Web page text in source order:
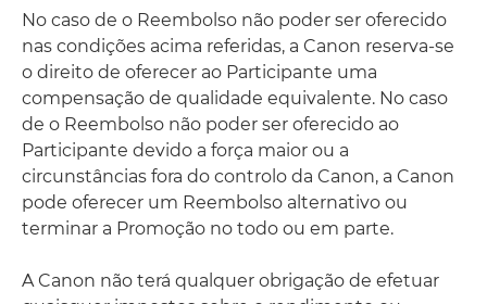
No caso de o Reembolso não poder ser oferecido
nas condições acima referidas, a Canon reserva-se
o direito de oferecer ao Participante uma
compensação de qualidade equivalente. No caso
de o Reembolso não poder ser oferecido ao
Participante devido a força maior ou a
circunstâncias fora do controlo da Canon, a Canon
pode oferecer um Reembolso alternativo ou
terminar a Promoção no todo ou em parte.
A Canon não terá qualquer obrigação de efetuar